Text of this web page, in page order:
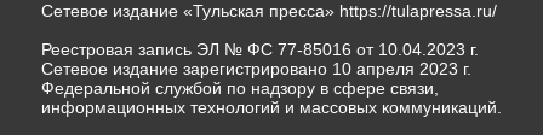
Сетевое издание «Тульская пресса» https://tulapressa.ru/
Реестровая запись ЭЛ № ФС 77-85016 от 10.04.2023 г.
Сетевое издание зарегистрировано 10 апреля 2023 г.
Федеральной службой по надзору в сфере связи,
информационных технологий и массовых коммуникаций.